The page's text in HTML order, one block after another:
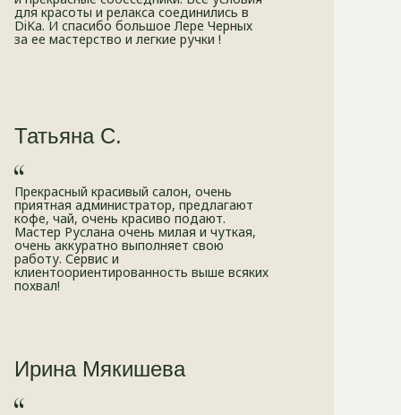
для красоты и релакса соединились в
DiKa. И спасибо большое Лере Черных
за ее мастерство и легкие ручки !
Татьяна С.
Прекрасный красивый салон, очень
приятная администратор, предлагают
кофе, чай, очень красиво подают.
Мастер Руслана очень милая и чуткая,
очень аккуратно выполняет свою
работу. Сервис и
клиентоориентированность выше всяких
похвал!
Ирина Мякишева